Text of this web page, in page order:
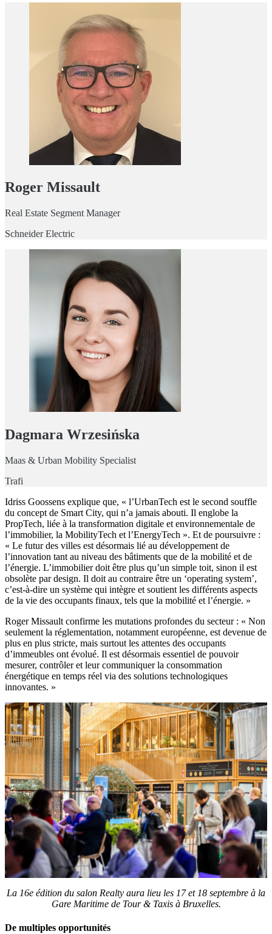
Roger Missault
Real Estate Segment Manager
Schneider Electric
Dagmara Wrzesińska
Maas & Urban Mobility Specialist
Trafi
Idriss Goossens explique que, « l’UrbanTech est le second souffle
du concept de Smart City, qui n’a jamais abouti. Il englobe la
PropTech, liée à la transformation digitale et environnementale de
l’immobilier, la MobilityTech et l’EnergyTech ». Et de poursuivre :
« Le futur des villes est désormais lié au développement de
l’innovation tant au niveau des bâtiments que de la mobilité et de
l’énergie. L’immobilier doit être plus qu’un simple toit, sinon il est
obsolète par design. Il doit au contraire être un ‘operating system’,
c’est-à-dire un système qui intègre et soutient les différents aspects
de la vie des occupants finaux, tels que la mobilité et l’énergie. »
Roger Missault confirme les mutations profondes du secteur : « Non
seulement la réglementation, notamment européenne, est devenue de
plus en plus stricte, mais surtout les attentes des occupants
d’immeubles ont évolué. Il est désormais essentiel de pouvoir
mesurer, contrôler et leur communiquer la consommation
énergétique en temps réel via des solutions technologiques
innovantes. »
La 16e édition du salon Realty aura lieu les 17 et 18 septembre à la
Gare Maritime de Tour & Taxis à Bruxelles.
De multiples opportunités